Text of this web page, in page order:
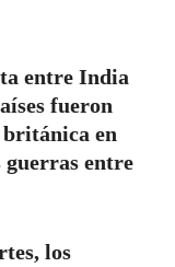
entre India
fueron
en
guerras entre
los